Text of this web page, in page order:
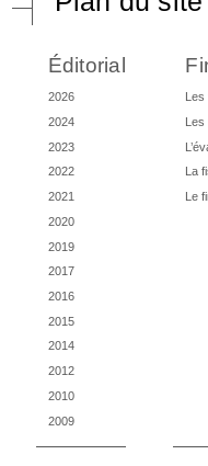
Éditorial
2026
2024
2023
2022
2021
2020
2019
2017
2016
2015
2014
2012
2010
2009
Les
Les
La
Le